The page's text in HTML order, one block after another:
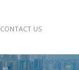
CONTACT US